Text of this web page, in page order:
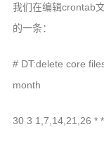
我们在编辑crontab
的一条：
# DT:delete core
month
30 3 1,7,14,21,26 *